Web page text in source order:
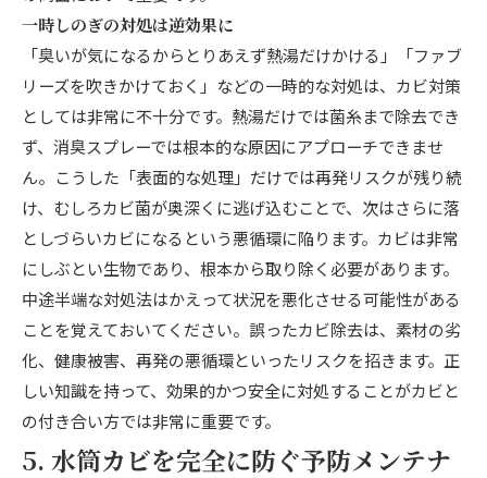
一時しのぎの対処は逆効果に
「臭いが気になるからとりあえず熱湯だけかける」「ファブ
リーズを吹きかけておく」などの一時的な対処は、カビ対策
としては非常に不十分です。熱湯だけでは菌糸まで除去でき
ず、消臭スプレーでは根本的な原因にアプローチできませ
ん。こうした「表面的な処理」だけでは再発リスクが残り続
け、むしろカビ菌が奥深くに逃げ込むことで、次はさらに落
としづらいカビになるという悪循環に陥ります。カビは非常
にしぶとい生物であり、根本から取り除く必要があります。
中途半端な対処法はかえって状況を悪化させる可能性がある
ことを覚えておいてください。誤ったカビ除去は、素材の劣
化、健康被害、再発の悪循環といったリスクを招きます。正
しい知識を持って、効果的かつ安全に対処することがカビと
の付き合い方では非常に重要です。
5. 水筒カビを完全に防ぐ予防メンテナ